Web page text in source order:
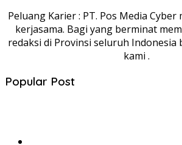
Peluang Karier : PT. Pos Media
kerjasama. Bagi yang berminat
redaksi di Provinsi seluruh Indonesia
kami .
Popular Post